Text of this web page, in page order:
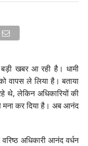
खबर आ रही है। धामी
वापस ले लिया है। बताया
थे, लेकिन अधिकारियों की
कर दिया है। अब आनंद
अधिकारी आनंद वर्धन